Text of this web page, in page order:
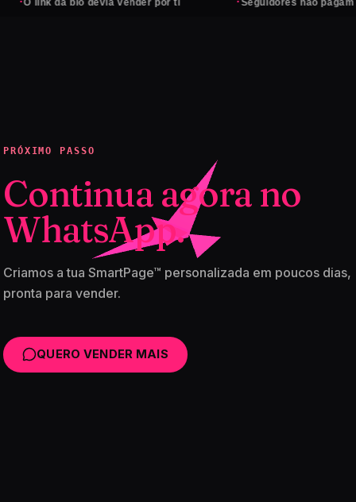
PRÓXIMO PASSO
Continua agora no
WhatsApp.
Criamos a tua SmartPage™ personalizada em poucos dias,
pronta para vender.
QUERO VENDER MAIS